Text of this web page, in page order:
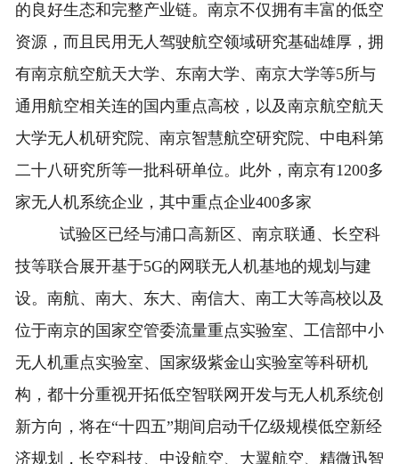
的良好生态和完整产业链。南京不仅拥有丰富的低空
资源，而且民用无人驾驶航空领域研究基础雄厚，拥
有南京航空航天大学、东南大学、南京大学等5所与
通用航空相关连的国内重点高校，以及南京航空航天
大学无人机研究院、南京智慧航空研究院、中电科第
二十八研究所等一批科研单位。此外，南京有1200多
家无人机系统企业，其中重点企业400多家
试验区已经与浦口高新区、南京联通、长空科
技等联合展开基于5G的网联无人机基地的规划与建
设。南航、南大、东大、南信大、南工大等高校以及
位于南京的国家空管委流量重点实验室、工信部中小
无人机重点实验室、国家级紫金山实验室等科研机
构，都十分重视开拓低空智联网开发与无人机系统创
新方向，将在“十四五”期间启动千亿级规模低空新经
济规划，长空科技、中设航空、大翼航空、精微迅智